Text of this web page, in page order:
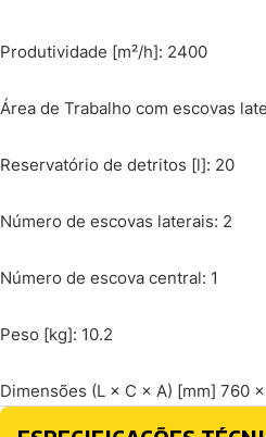
Produtividade [m²/h]: 2400
Área de Trabalho com escovas
Reservatório de detritos [l]: 20
Número de escovas laterais: 2
Número de escova central: 1
Peso [kg]: 10.2
Dimensões (L × C × A) [mm] 760